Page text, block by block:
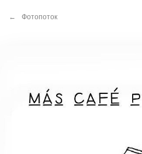
Фотопоток